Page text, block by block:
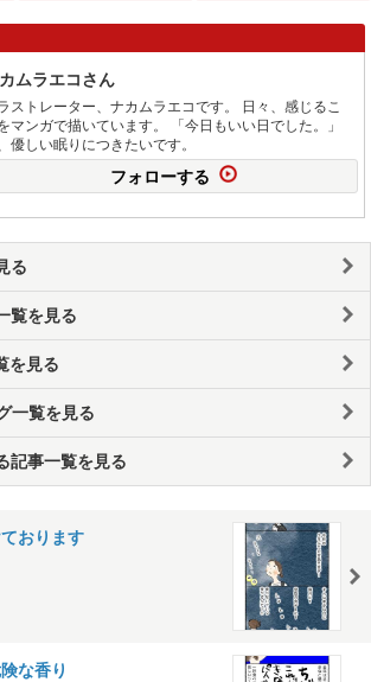
ムラエコさん
ストレーター、ナカムラエコです。 日々、感じるこ
マンガで描いています。 「今日もいい日でした。」
優しい眠りにつきたいです。
フォローする
る
覧を見る
を見る
一覧を見る
記事一覧を見る
おります
な香り